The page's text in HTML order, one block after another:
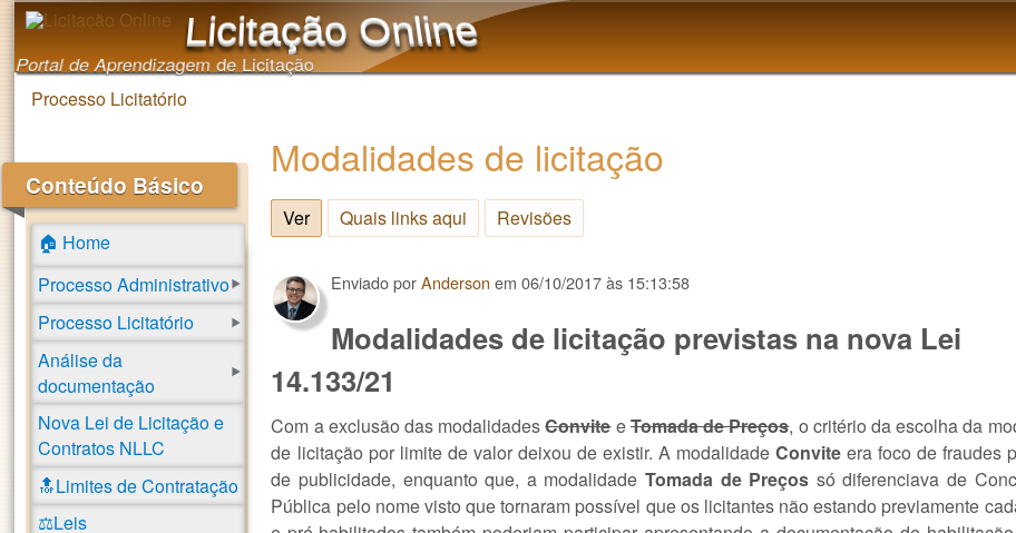
Licitação Online
Portal de Aprendizagem de Licitação
Você está aqui
Processo Licitatório
Modalidades de licitação
Ver(aba ativa)
Quais links aqui Revisões
Enviado porAnderson em06/10/2017 às 15:13:58
Modalidades de licitação previstas na nova Lei
14.133/21
Com a exclusão das modalidadesConviteeTomada de Preços, o critério da escolha da
de licitação por limite de valor deixou de existir. A modalidadeConviteera foco de fraudes
de publicidade, enquanto que, a modalidade Tomada de Preços só diferenciava de
Pública pelo nome visto que tornaram possível que os licitantes não estando previamente
Conteúdo Básico
🏠 Home
Processo Administrativo
Processo Licitatório
Análise da
documentação
Nova Lei de Licitação e
Contratos NLLC
🔝Limites de Contratação
⚖️Leis